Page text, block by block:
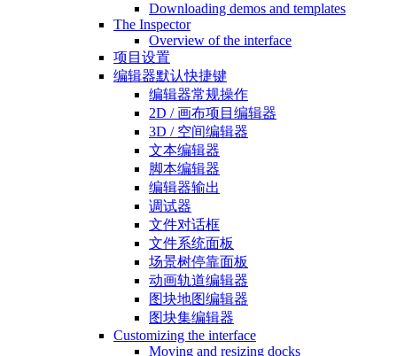
Downloading demos and templates
The Inspector
Overview of the interface
项目设置
编辑器默认快捷键
编辑器常规操作
2D / 画布项目编辑器
3D / 空间编辑器
文本编辑器
脚本编辑器
编辑器输出
调试器
文件对话框
文件系统面板
场景树停靠面板
动画轨道编辑器
图块地图编辑器
图块集编辑器
Customizing the interface
Moving and resizing docks